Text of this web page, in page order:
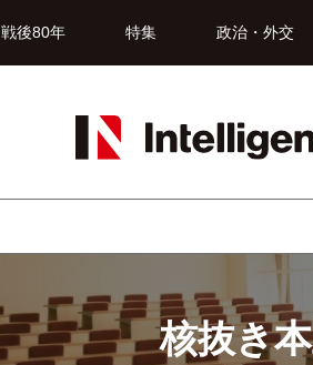
戦後80年 特集 政治・外交
核抜き